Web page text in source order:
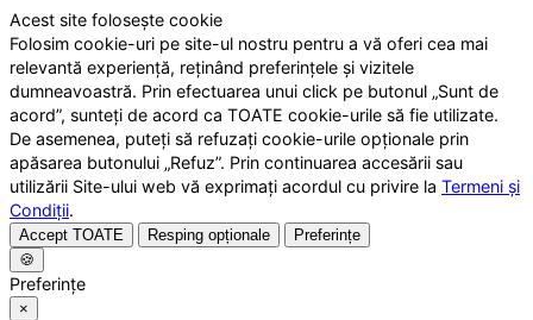
Acest site folosește cookie
Folosim cookie-uri pe site-ul nostru pentru a vă oferi cea mai
relevantă experiență, reținând preferințele și vizitele
dumneavoastră. Prin efectuarea unui click pe butonul „Sunt de
acord”, sunteți de acord ca TOATE cookie-urile să fie utilizate.
De asemenea, puteți să refuzați cookie-urile opționale prin
apăsarea butonului „Refuz”. Prin continuarea accesării sau
utilizării Site-ului web vă exprimați acordul cu privire la Termeni și
Condiții.
Accept TOATE Resping opționale
Preferințe
🍪
Preferințe
×